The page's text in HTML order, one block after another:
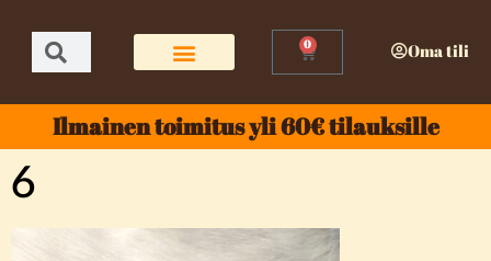
0 Oma tili
Ilmainen toimitus yli 60€ tilauksille
6